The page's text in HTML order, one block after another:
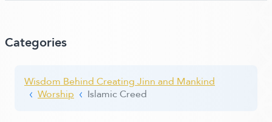
Categories
Wisdom Behind Creating Jinn and Mankind
Worship Islamic Creed